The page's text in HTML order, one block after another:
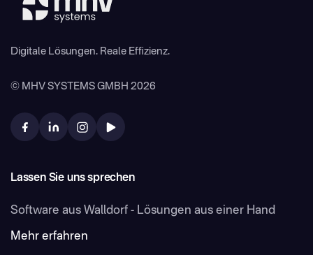
Digitale Lösungen. Reale Effizienz.
© MHV SYSTEMS GMBH 2026
Lassen Sie uns sprechen
Software aus Walldorf - Lösungen aus einer Hand
Mehr erfahren